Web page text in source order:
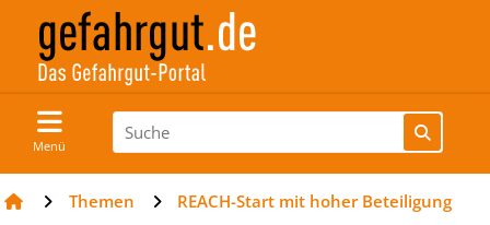
Menü
Themen REACH-Start mit hoher Beteiligung